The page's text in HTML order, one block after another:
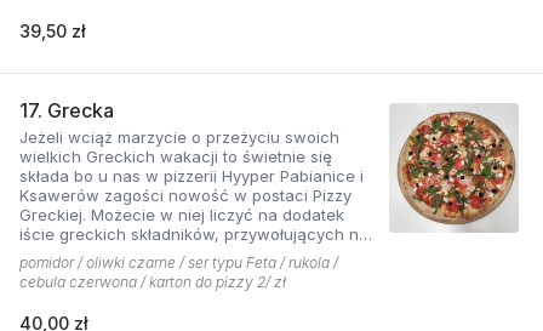
39,50 zł
17. Grecka
Jeżeli wciąż marzycie o przeżyciu swoich
wielkich Greckich wakacji to świetnie się
składa bo u nas w pizzerii Hyyper Pabianice i
Ksawerów zagości nowość w postaci Pizzy
Greckiej. Możecie w niej liczyć na dodatek
iście greckich składników, przywołujących na
myśl piaszczyste plaże i ciepły klimat - ser
typu feta, którego oryginalny smak doskonale
współgra z przypieczoną czerwoną cebulką,
pomidor / oliwki czarne / ser typu Feta / rukola /
cebula czerwona / karton do pizzy 2/ zł
40,00 zł